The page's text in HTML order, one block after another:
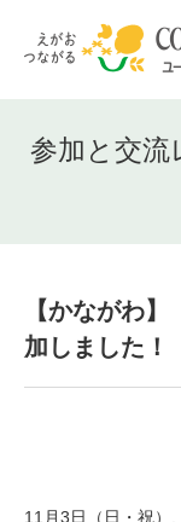
参加と交流
【かながわ
加しました
11月3日（日・祝）